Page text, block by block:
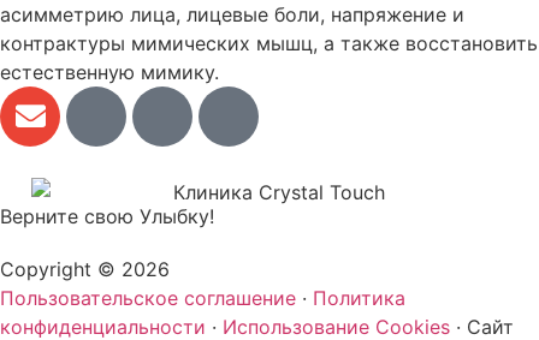
асимметрию лица, лицевые боли, напряжение и
контрактуры мимических мышц, а также восстановить
естественную мимику.
Верните свою Улыбку!
Copyright © 2026
Пользовательское соглашение · Политика
конфиденциальности · Использование Cookies · Сайт